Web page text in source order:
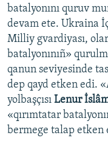
batalyonını quruv
devam ete. Ukraina
Milliy gvardiyası,
batalyonınıñ»
qanun seviyesinde
dep qayd etken edi.
yolbaşçısı Lenur
«qırımtatar
bermege talap etken